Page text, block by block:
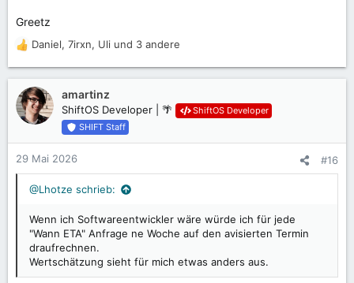
Greetz
R
e
a
k
t
e
n
Daniel, 7irxn, Uli und 3 andere
amartinz
ShiftOS Developer | 🌴
ShiftOS Developer
SHIFT Staff
29 Mai 2026 #16
@Lhotze schrieb:
Wenn ich Softwareentwickler wäre würde ich für jede
"Wann ETA" Anfrage ne Woche auf den avisierten Termin
draufrechnen.
Wertschätzung sieht für mich etwas anders aus.